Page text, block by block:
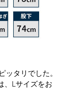
タリでした。
、Lサイズをお